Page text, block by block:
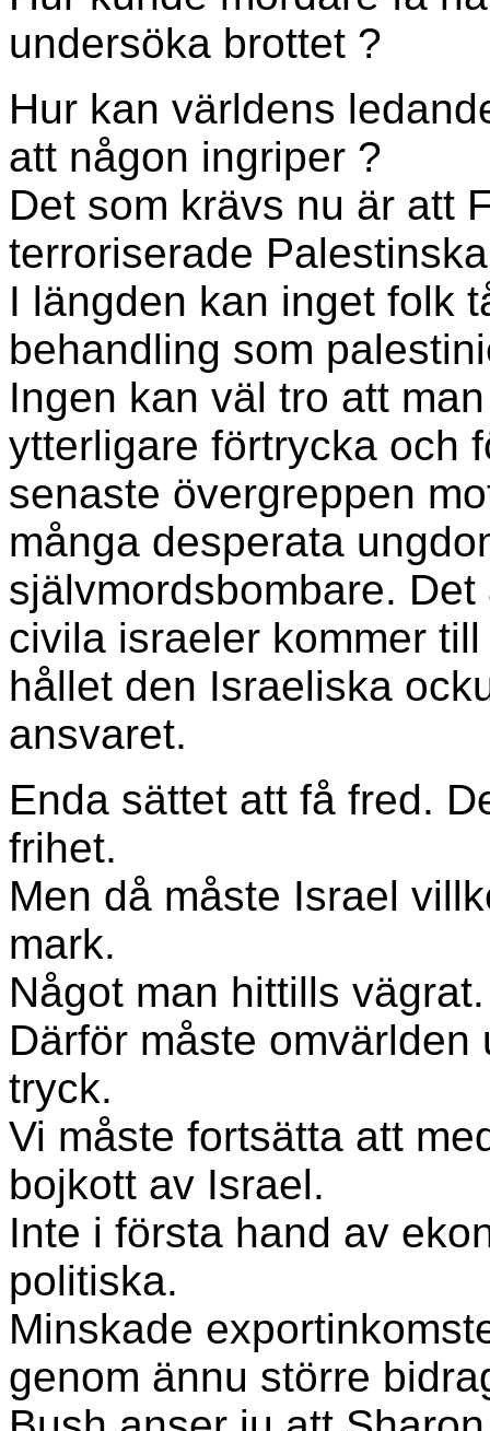
undersöka brottet ?
Hur kan världens
att någon ingriper ?
Det som krävs nu är att
terroriserade
I längden kan inget folk
behandling som
Ingen kan väl tro att
ytterligare förtrycka och
senaste övergreppen
många desperata
självmordsbombare.
civila israeler kommer
hållet den Israeliska
ansvaret.
Enda sättet att få fred.
frihet.
Men då måste Israel
mark.
Något man hittills vägrat.
Därför måste
tryck.
Vi måste fortsätta att
bojkott av Israel.
Inte i första hand av
politiska.
Minskade
genom ännu större